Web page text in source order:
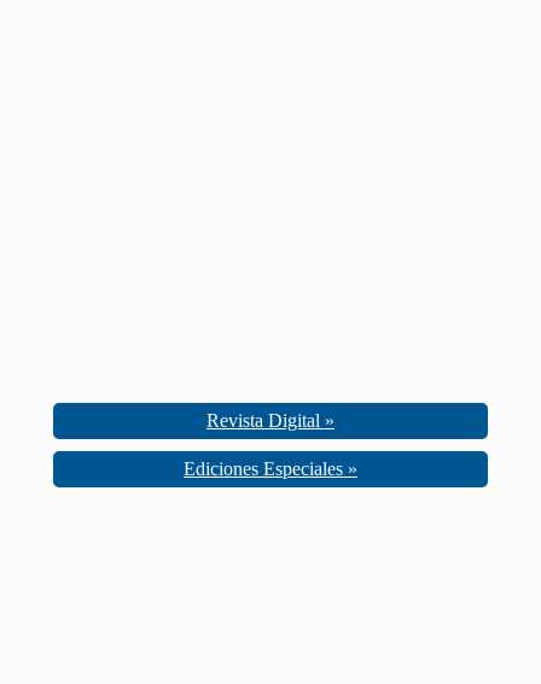
Revista Digital »
Ediciones Especiales »